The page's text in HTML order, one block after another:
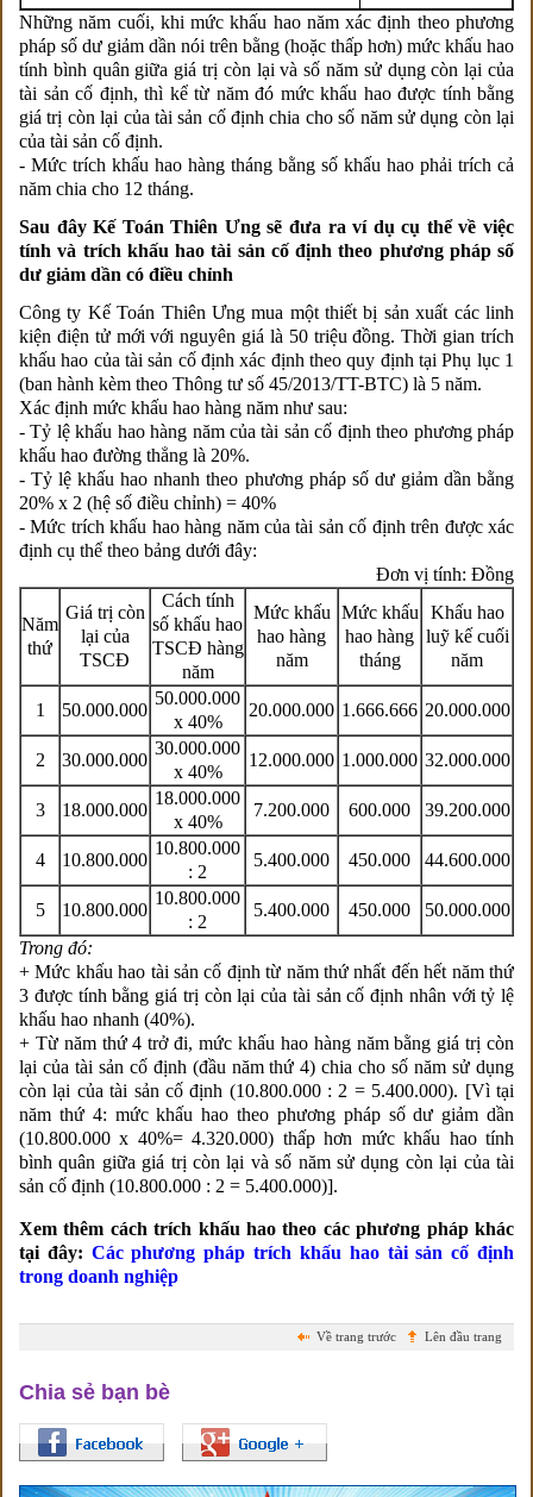
Những năm cuối, khi mức khấu hao năm xác định theo phương
pháp số dư giảm dần nói trên bằng (hoặc thấp hơn) mức khấu hao
tính bình quân giữa giá trị còn lại và số năm sử dụng còn lại của
tài sản cố định, thì kể từ năm đó mức khấu hao được tính bằng
giá trị còn lại của tài sản cố định chia cho số năm sử dụng còn lại
của tài sản cố định.
- Mức trích khấu hao hàng tháng bằng số khấu hao phải trích cả
năm chia cho 12 tháng.
Sau đây Kế Toán Thiên Ưng sẽ đưa ra ví dụ cụ thể về việc
tính và trích khấu hao tài sản cố định theo phương pháp số
dư giảm dần có điều chỉnh
Công ty Kế Toán Thiên Ưng mua một thiết bị sản xuất các linh
kiện điện tử mới với nguyên giá là 50 triệu đồng. Thời gian trích
khấu hao của tài sản cố định xác định theo quy định tại Phụ lục 1
(ban hành kèm theo Thông tư số 45/2013/TT-BTC) là 5 năm.
Xác định mức khấu hao hàng năm như sau:
- Tỷ lệ khấu hao hàng năm của tài sản cố định theo phương pháp
khấu hao đường thẳng là 20%.
- Tỷ lệ khấu hao nhanh theo phương pháp số dư giảm dần bằng
20% x 2 (hệ số điều chỉnh) = 40%
- Mức trích khấu hao hàng năm của tài sản cố định trên được xác
định cụ thể theo bảng dưới đây:
Đơn vị tính: Đồng
Năm
thứ
Giá trị còn
lại của
TSCĐ
Cách tính
số khấu hao
TSCĐ hàng
năm
Mức khấu
hao hàng
năm
Mức khấu
hao hàng
tháng
Khấu hao
luỹ kế cuối
năm
1 50.000.000
50.000.000
x 40%
20.000.000 1.666.666 20.000.000
2 30.000.000
30.000.000
x 40%
12.000.000 1.000.000 32.000.000
3 18.000.000
18.000.000
x 40%
7.200.000 600.000 39.200.000
4 10.800.000
10.800.000
: 2
5.400.000 450.000 44.600.000
5 10.800.000
10.800.000
: 2
5.400.000 450.000
50.000.000
Trong đó:
+ Mức khấu hao tài sản cố định từ năm thứ nhất đến hết năm thứ
3 được tính bằng giá trị còn lại của tài sản cố định nhân với tỷ lệ
khấu hao nhanh (40%).
+ Từ năm thứ 4 trở đi, mức khấu hao hàng năm bằng giá trị còn
lại của tài sản cố định (đầu năm thứ 4) chia cho số năm sử dụng
còn lại của tài sản cố định (10.800.000 : 2 = 5.400.000). [Vì tại
năm thứ 4: mức khấu hao theo phương pháp số dư giảm dần
(10.800.000 x 40%= 4.320.000) thấp hơn mức khấu hao tính
bình quân giữa giá trị còn lại và số năm sử dụng còn lại của tài
sản cố định (10.800.000 : 2 = 5.400.000)].
Xem thêm cách trích khấu hao theo các phương pháp khác
tại đây: Các phương pháp trích khấu hao tài sản cố định
trong doanh nghiệp
Lên đầu trang
Về trang trước
Chia sẻ bạn bè